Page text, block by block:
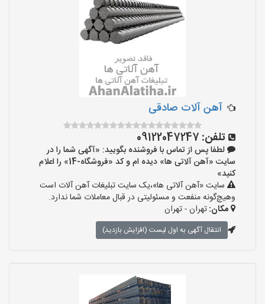
آهن آلات صادقی
تلفن: 09122047247
لطفا پس از تماس با فروشنده بگویید: «آگهی شما را در
سایت «آهن آلاتی ها» دیده ام و کد «فروشگاه-14» را اعلام
کنید»
سایت «آهن آلاتی ها»،یک سایت تبلیغات آهن آلات است
وهیچ‌گونه منفعت و مسئولیتی در قبال معاملات شما ندارد.
مکان:تهران - تهران
انتقال آگهی به اول لیست (افزایش بازدید)